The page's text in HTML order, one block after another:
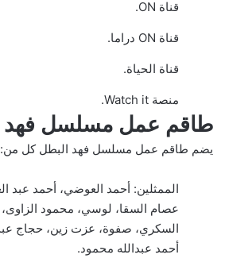
قناة ON.
قناة ON دراما.
قناة الحياة.
منصة Watch it.
طاقم عمل مسلسل فهد
يضم طاقم عمل مسلسل فهد البطل كل من:
الممثلين: أحمد العوضي، أحمد عبد
عصام السقا، لوسي، محمود الزاوى،
السكري، صفوة، عزت زين، حجاج
أحمد عبدالله محمود.